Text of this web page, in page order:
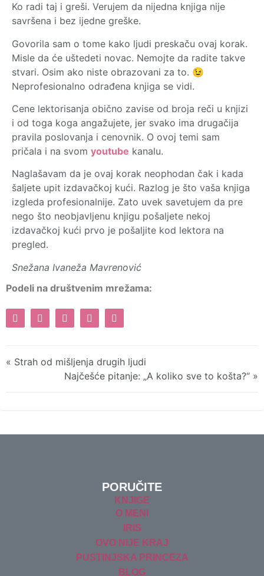
Ko radi taj i greši. Verujem da nijedna knjiga nije
savršena i bez ijedne greške.
Govorila sam o tome kako ljudi preskaču ovaj korak.
Misle da će uštedeti novac. Nemojte da radite takve
stvari. Osim ako niste obrazovani za to. 😉
Neprofesionalno odrađena knjiga se vidi.
Cene lektorisanja obično zavise od broja reči u knjizi
i od toga koga angažujete, jer svako ima drugačija
pravila poslovanja i cenovnik. O ovoj temi sam
pričala i na svom youtube kanalu.
Naglašavam da je ovaj korak neophodan čak i kada
šaljete upit izdavačkoj kući. Razlog je što vaša knjiga
izgleda profesionalnije. Zato uvek savetujem da pre
nego što neobjavljenu knjigu pošaljete nekoj
izdavačkoj kući prvo je pošaljite kod lektora na
pregled.
Snežana Ivaneža Mavrenović
Podeli na društvenim mrežama:
« Strah od mišljenja drugih ljudi
Najčešće pitanje: „A koliko sve to košta?“ »
PORUČITE
KNJIGE
O MENI
IRIS
OVO NIJE KRAJ
PUSTINJSKA PRINCEZA
BLOG